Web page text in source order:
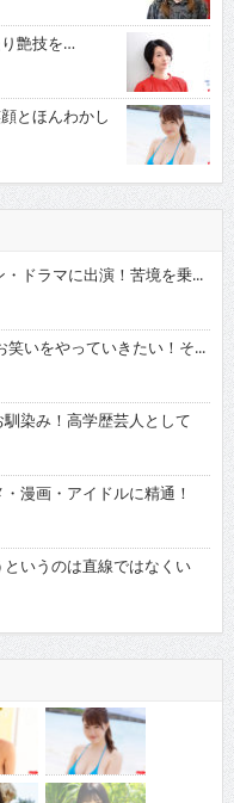
艶技を…
とほんわかし
ドラマに出演！苦境を乗...
いをやっていきたい！そ...
染み！高学歴芸人として
漫画・アイドルに精通！
いうのは直線ではなくい